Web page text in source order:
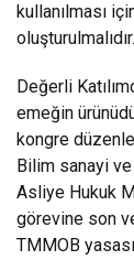
kullanılması
oluşturulmalıdır.
Değerli
emeğin
kongre
Bilim sanayi ve
Asliye Hukuk
görevine son
TMMOB